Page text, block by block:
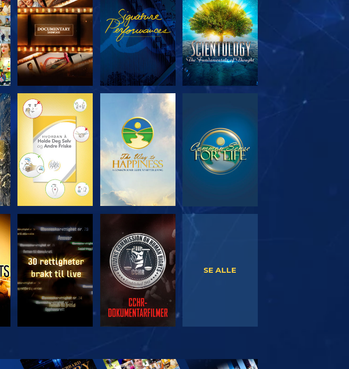
UTFORSK SERIEN UTFORSK SERIEN SE
UTFORSK SERIEN UTFORSK SERIEN
SE SE
SE UTFORSK SERIEN
SE ALLE